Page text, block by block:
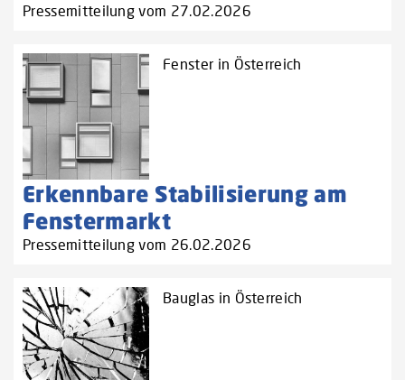
Pressemitteilung vom 27.02.2026
Fenster in Österreich
Erkennbare Stabilisierung am
Fenstermarkt
Pressemitteilung vom 26.02.2026
Bauglas in Österreich